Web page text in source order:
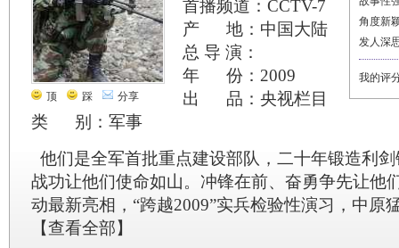
顶 踩 分享
首播频道：CCTV-7
产 地：中国大陆
总 导 演：
年 份：2009
出 品：央视栏目
类 别：军事
他们是全军首批重点建设部队，二十年锻造利
战功让他们使命如山。冲锋在前、奋勇争先让他
动最新亮相，“跨越2009”实兵检验性演习，中原
【查看全部】
角度新
发人深
我的评